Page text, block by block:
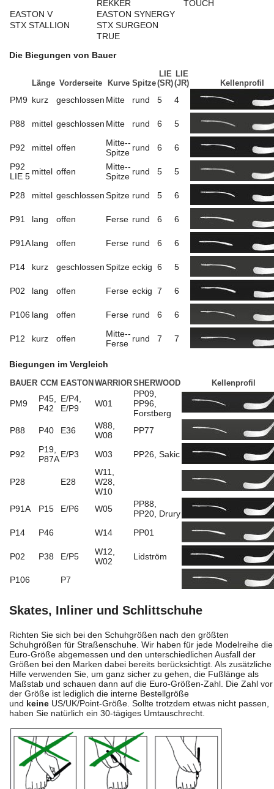
REKKER
TOUCH
EASTON V
EASTON SYNERGY
STX STALLION
STX SURGEON
TRUE
Die Biegungen von Bauer
Länge Vorderseite Kurve Spitze
LIE
(SR)
LIE
(JR)
Kellenprofil
PM9 kurz geschlossen Mitte rund 5 4
P88 mittel geschlossen Mitte rund 6 5
P92 mittel offen
Mitte-­
Spitze rund 6
6
P92
LIE 5 mittel offen
Mitte-­
Spitze rund 5 5
P28 mittel geschlossenSpitze rund 5 6
P91 lang offen Ferse rund 6 6
P91Alang offen Ferse rund 6 6
P14 kurz geschlossenSpitze eckig 6 5
P02 lang offen Ferse eckig 7 6
P106 lang offen Ferse rund 6 6
P12 kurz offen
Mitte-­
Ferse rund 7 7
Biegungen im Vergleich
BAUER CCM EASTONWARRIORSHERWOOD Kellenprofil
PM9
P45,
P42
E/P4,
E/P9
W01
PP09,
PP96,
Forstberg
P88
P40 E36
W88,
W08
PP77
P92
P19,
P87AE/P3 W03 PP26, Sakic
P28 E28
W11,
W28,
W10
P91A
P15 E/P6 W05
PP88,
PP20, Drury
P14
P46 W14 PP01
P02 P38 E/P5
W12,
W02
Lidström
P106 P7
Skates, Inliner und Schlittschuhe
Richten Sie sich bei den Schuhgrößen nach den größten
Schuhgrößen für Straßenschuhe. Wir haben für jede Modelreihe die
Euro-Größe abgemessen und den unterschiedlichen Ausfall der
Größen bei den Marken dabei bereits berücksichtigt. Als zusätzliche
Hilfe verwenden Sie, um ganz sicher zu gehen, die Fußlänge als
Maßstab und schauen dann auf die Euro-Größen-Zahl. Die Zahl vor
der Größe ist lediglich die interne Bestellgröße
und keine US/UK/Point-Größe. Sollte trotzdem etwas nicht passen,
haben Sie natürlich ein 30-tägiges Umtauschrecht.